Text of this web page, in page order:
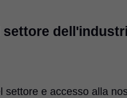
settore e accesso alla